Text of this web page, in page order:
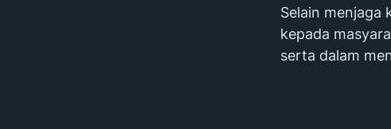
Selain menjaga
kepada
serta dalam